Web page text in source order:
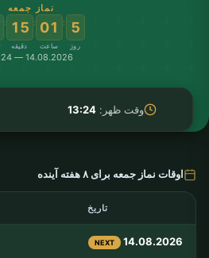
نماز جمعه
5
روز
:
01
ساعت
:
15
دقیقه
:
14.08.2026 — 13:24
وقت ظهر:13:24
اوقات نماز جمعه برای ۸ هفته آینده
تاریخ
14.08.2026
NEXT